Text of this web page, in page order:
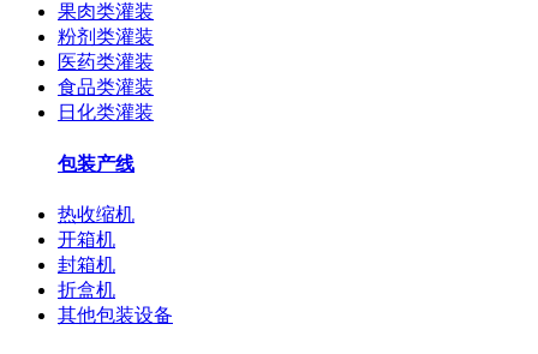
果肉类灌装
粉剂类灌装
医药类灌装
食品类灌装
日化类灌装
包装产线
热收缩机
开箱机
封箱机
折盒机
其他包装设备